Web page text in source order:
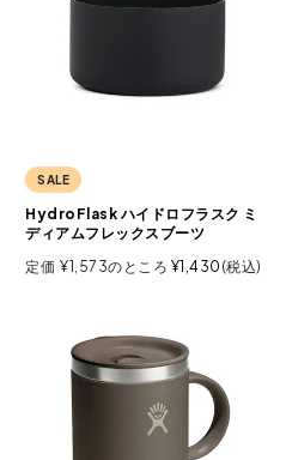
SALE
HydroFlask ハイドロフラスク ミ
ディアムフレックスブーツ
定価 ¥1,573のところ ¥1,430 税込